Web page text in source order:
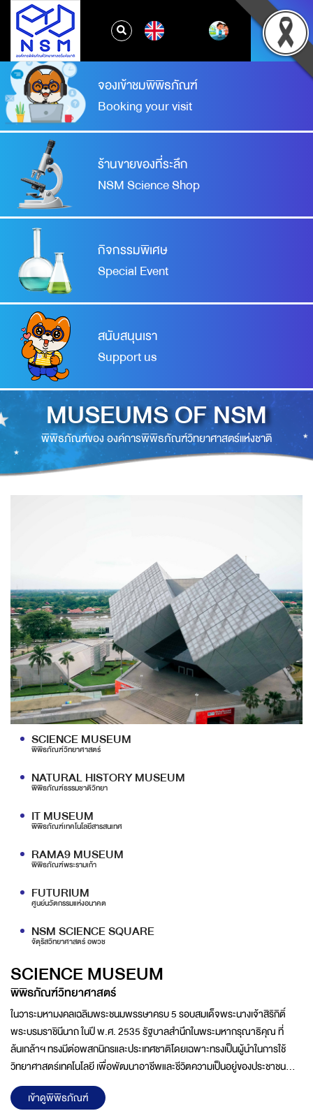
จองเข้าชมพิพิธภัณฑ์
Booking your visit
ร้านขายของที่ระลึก
NSM Science Shop
กิจกรรมพิเศษ
Special Event
สนับสนุนเรา
Support us
MUSEUMS OF NSM
พิพิธภัณฑ์ของ องค์การพิพิธภัณฑ์วิทยาศาสตร์แห่งชาติ
SCIENCE MUSEUM
พิพิธภัณฑ์วิทยาศาสตร์
ในวาระมหามงคลเฉลิมพระชนมพรรษาครบ 5 รอบสมเด็จพระนางเจ้าสิริกิติ์
พระบรมราชินีนาถ ในปี พ.ศ. 2535 รัฐบาลสำนึกในพระมหากรุณาธิคุณ ที่
ล้นเกล้าฯ ทรงมีต่อพสกนิกรและประเทศชาติโดยเฉพาะทรงเป็นผู้นำในการใช้
วิทยาศาสตร์เทคโนโลยี เพื่อพัฒนาอาชีพและชีวิตความเป็นอยู่ของประชาชน
ฟื้นฟูทรัพยากรธรรมชาติ และสิ่งแวดล้อมตลอดจนการอนุรักษ์ศิลปวัฒนธรรม
ของไทยในท้องถิ่นชนบทที่ห่างไกลมาอย่างต่อเนื่องด้วยความวิริยะอุตสาหะจน
เข้าดูพิพิธภัณฑ์
SCIENCE MUSEUM
พิพิธภัณฑ์วิทยาศาสตร์
NATURAL HISTORY MUSEUM
พิพิธภัณฑ์ธรรมชาติวิทยา
IT MUSEUM
พิพิธภัณฑ์เทคโนโลยีสารสนเทศ
RAMA9 MUSEUM
พิพิธภัณฑ์พระรามเก้า
FUTURIUM
ศูนย์นวัตกรรมแห่งอนาคต
NSM SCIENCE SQUARE
จัตุรัสวิทยาศาสตร์ อพวช